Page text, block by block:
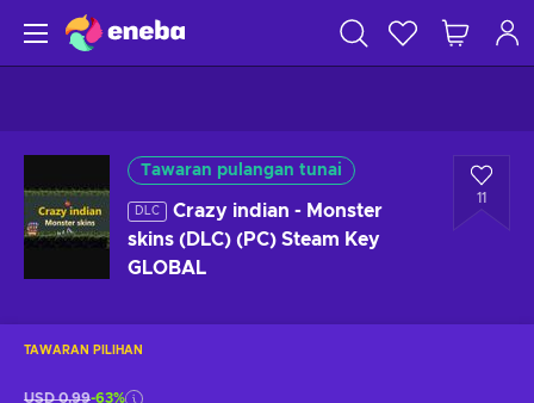
Tawaran pulangan tunai
DLC
Crazy indian - Monster
skins (DLC) (PC) Steam Key
GLOBAL
11
TAWARAN PILIHAN
USD 0.99-63%